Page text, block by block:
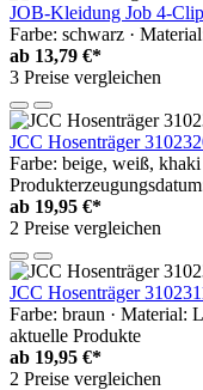
JOB-Kleidung Job 4-
Farbe: schwarz ·
ab 13,79 €*
3 Preise vergleichen
JCC Hosenträger
Farbe: beige, weiß,
ab 19,95 €*
2 Preise vergleichen
JCC Hosenträger
Farbe: braun · Material:
aktuelle Produkte
ab 19,95 €*
2 Preise vergleichen